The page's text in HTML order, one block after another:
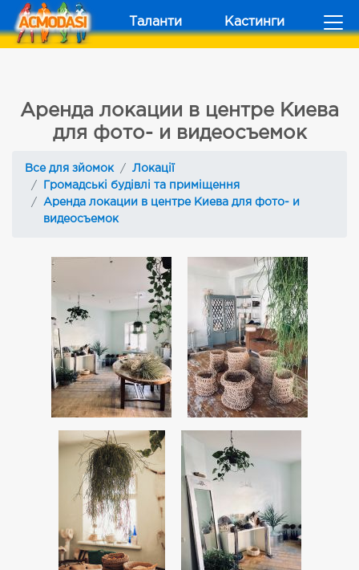
Таланти Кастинги
Аренда локации в центре Киева
для фото- и видеосъемок
Все для зйомок
Локації
Громадські будівлі та приміщення
Аренда локации в центре Киева для фото- и
видеосъемок